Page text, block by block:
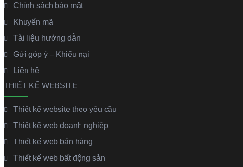
Chính sách bảo mật
Khuyến mãi
Tài liệu hướng dẫn
Gửi góp ý – Khiếu nại
Liên hệ
THIẾT KẾ WEBSITE
Thiết kế website theo yêu cầu
Thiết kế web doanh nghiệp
Thiết kế web bán hàng
Thiết kế web bất động sản